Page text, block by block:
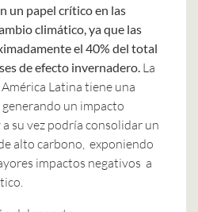
un papel crítico en las
climático, ya que las
el 40% del total
de efecto invernadero. La
Latina tiene una
un impacto
su vez podría consolidar un
alto carbono, exponiendo
impactos negativos a